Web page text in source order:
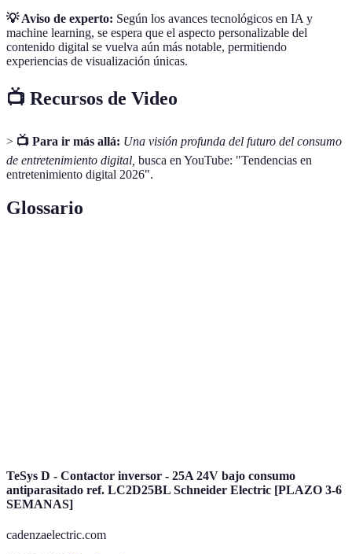
💡 Aviso de experto: Según los avances tecnológicos en IA y
machine learning, se espera que el aspecto personalizable del
contenido digital se vuelva aún más notable, permitiendo
experiencias de visualización únicas.
📺 Recursos de Video
> 📺 Para ir más allá: Una visión profunda del futuro del consumo
de entretenimiento digital, busca en YouTube: "Tendencias en
entretenimiento digital 2026".
Glossario
TeSys D - Contactor inversor - 25A 24V bajo consumo
antiparasitado ref. LC2D25BL Schneider Electric [PLAZO 3-6
SEMANAS]
cadenzaelectric.com